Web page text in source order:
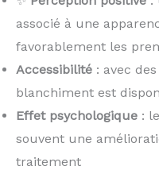
associé à une
favorablement les
Accessibilité : avec
blanchiment est
Effet psychologique :
souvent une
traitement